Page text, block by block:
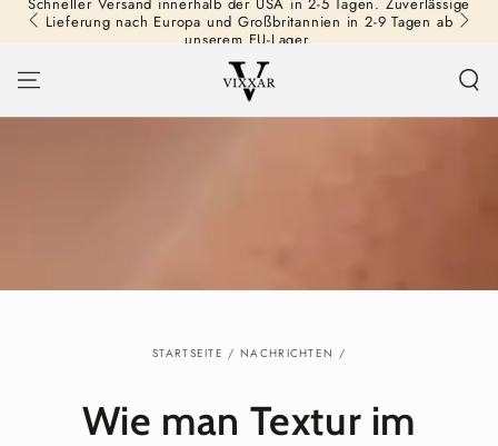
ZUM INHALT
SPRINGEN
Lieferung nach Europa und Großbritannien in 2-9 Tagen ab
unserem EU-Lager.
STARTSEITE / NACHRICHTEN /
Wie man Textur im